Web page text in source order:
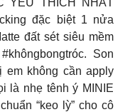
YÊU THÍCH NHẤT
đặc biệt 1 nửa
đất sét siêu mềm
Son
em không cần apply
là nhẹ tênh ý MINIE
“keo lỳ” cho cô